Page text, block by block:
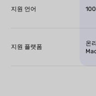
지원 언어
지원 플랫폼
온